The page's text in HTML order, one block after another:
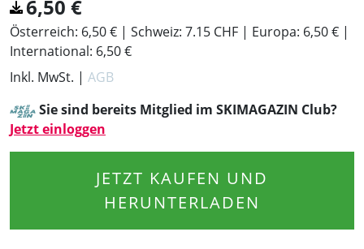
6,50 €
Österreich: 6,50 € Schweiz: 7.15 CHF Europa: 6,50 €
International: 6,50 €
Inkl. MwSt. | AGB
Sie sind bereits Mitglied im SKIMAGAZIN Club?
Jetzt einloggen
JETZT KAUFEN UND
HERUNTERLADEN